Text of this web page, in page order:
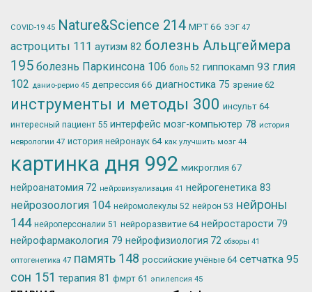
COVID-19 45 Nature&Science 214 МРТ66 ЭЭГ 47
астроциты 111 аутизм 82 болезнь Альцгеймера
195 болезнь Паркинсона 106 боль 52 гиппокамп 93 глия
102 данио-рерио 45 депрессия 66 диагностика 75 зрение 62
инструменты и методы 300 инсульт 64
интересный пациент 55 интерфейс мозг-компьютер 78 история
неврологии 47 история нейронаук 64 как улучшить мозг 44
картинка дня 992 микроглия 67
нейроанатомия 72 нейровизуализация 41 нейрогенетика 83
нейрозоология 104 нейромолекулы 52 нейрон 53 нейроны
144 нейроперсоналии 51 нейроразвитие 64 нейростарости 79
нейрофармакология 79 нейрофизиология 72 обзоры 41
оптогенетика 47 память 148 российские учёные 64 сетчатка 95
сон 151 терапия 81 фмрт 61 эпилепсия 45